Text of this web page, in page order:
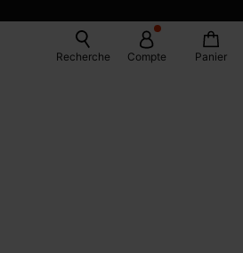
Recherche Compte Panier